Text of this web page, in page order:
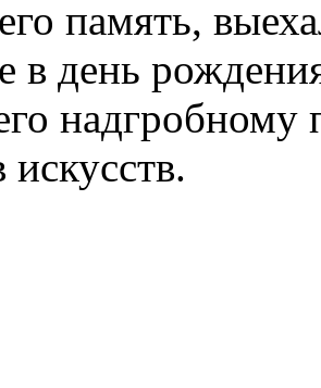
память,
в день
надгробному
искусств.